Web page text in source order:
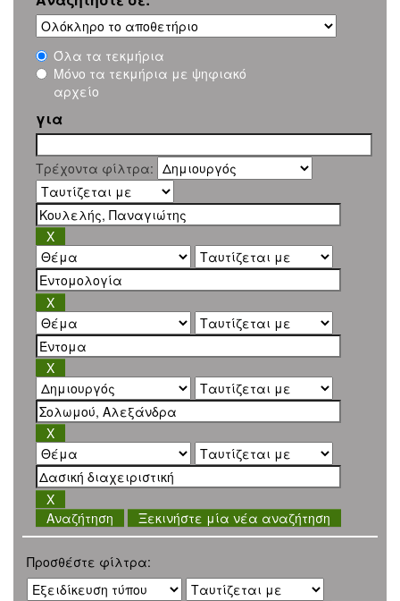
Όλα τα τεκμήρια
Μόνο τα τεκμήρια με ψηφιακό
αρχείο
για
Τρέχοντα φίλτρα:
Ξεκινήστε μία νέα αναζήτηση
Προσθέστε φίλτρα: